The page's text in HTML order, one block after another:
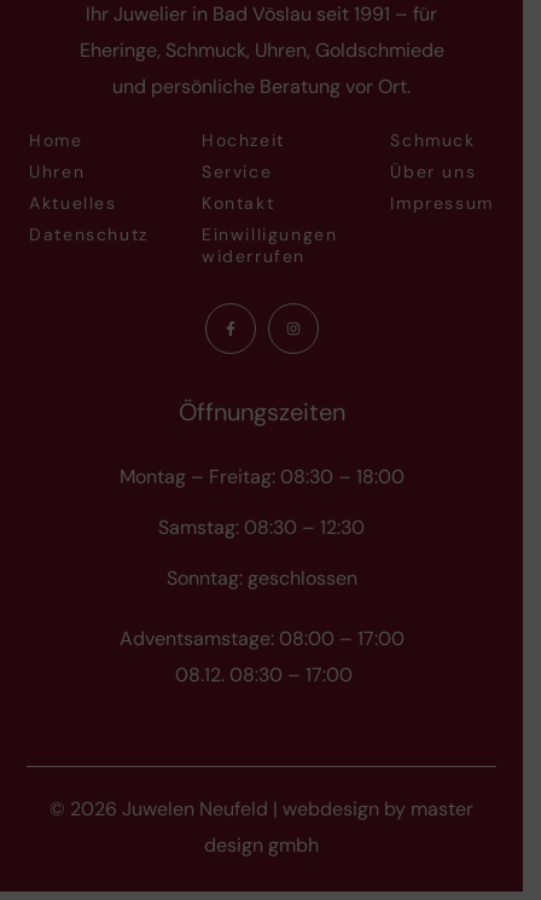
Ihr Juwelier in Bad Vöslau seit 1991 – für
Eheringe, Schmuck, Uhren, Goldschmiede
und persönliche Beratung vor Ort.
Home Hochzeit
Schmuck
Uhren
Service
Über uns
Aktuelles
Kontakt
Impressum
Datenschutz
Einwilligungen
widerrufen
Öffnungszeiten
Montag – Freitag: 08:30 – 18:00
Samstag: 08:30 – 12:30
Sonntag: geschlossen
Adventsamstage: 08:00 – 17:00
08.12. 08:30 – 17:00
© 2026 Juwelen Neufeld | webdesign by master
design gmbh